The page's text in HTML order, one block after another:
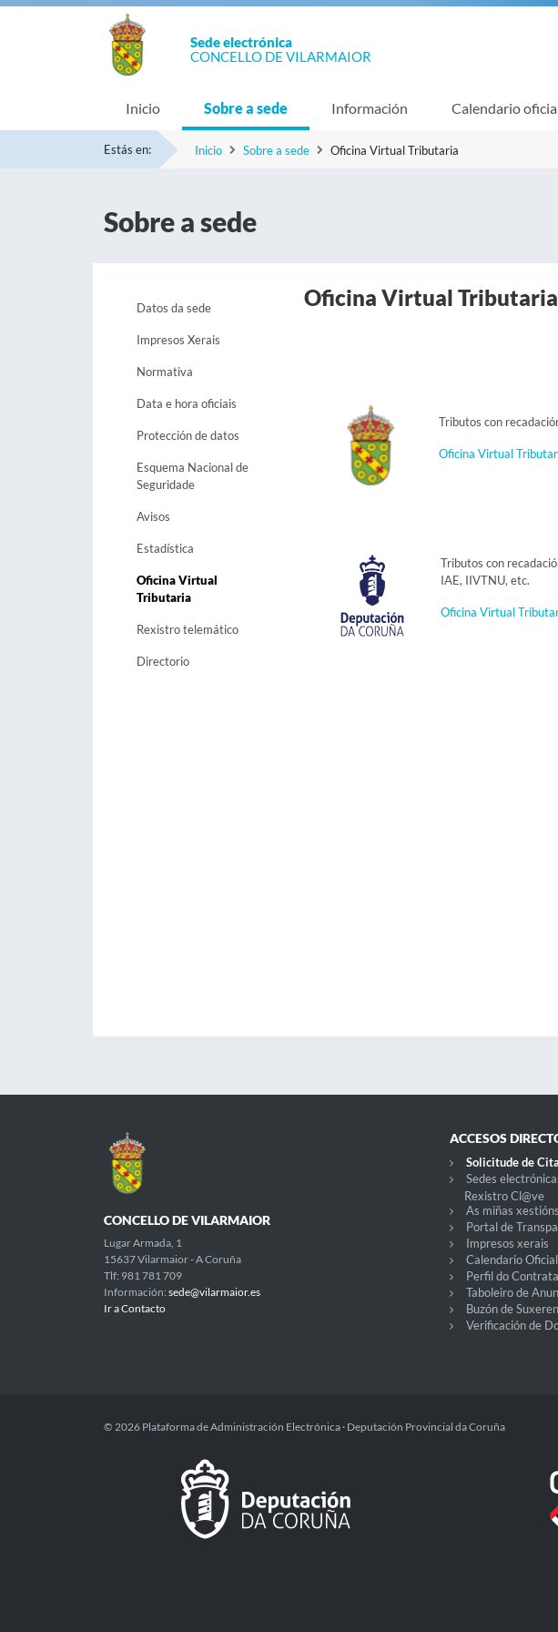
Sede electrónica
CONCELLO DE VILARMAIOR
Inicio Sobre a sede Información Calendario
Estás en: Inicio Sobre a sede Oficina Virtual Tributaria
Sobre a sede
Datos da sede
Impresos Xerais
Normativa
Data e hora oficiais
Protección de datos
Esquema Nacional de
Seguridade
Avisos
Estadística
Oficina Virtual
Tributaria
Rexistro telemático
Directorio
Oficina Virtual Tributaria
Tributos con
Oficina Virtual
Tributos con
IAE, IIVTNU, etc.
Oficina Virtual
CONCELLO DE VILARMAIOR
Lugar Armada, 1
15637 Vilarmaior - A Coruña
Tlf: 981 781 709
Información: sede@vilarmaior.es
Ir a Contacto
ACCESOS
Solicitude de
Sedes
Rexistro Cl@ve
As miñas
Portal de
Impresos xerais
Calendario Oficial
Perfil do
Taboleiro de
Buzón de
Verificación de
© 2026 Plataforma de Administración Electrónica · Deputación Provincial da Coruña